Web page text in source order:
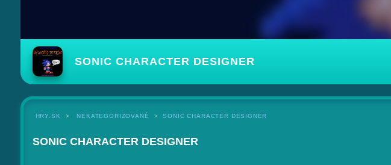
SONIC CHARACTER DESIGNER
HRY.SK NEKATEGORIZOVANÉ SONIC CHARACTER DESIGNER
SONIC CHARACTER DESIGNER